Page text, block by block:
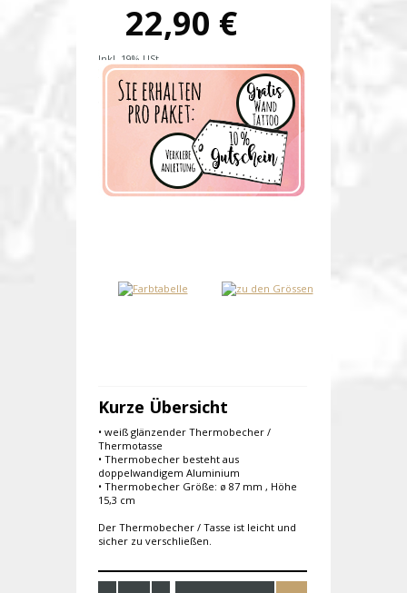
22,90 €
Inkl. 19% USt.
Versandkosten
Produktnummer:tb186-E
Verfügbarkeit:Auf Lager
Lieferzeit: 1-2 Werktage
Kurze Übersicht
• weiß glänzender Thermobecher /
Thermotasse
• Thermobecher besteht aus
doppelwandigem Aluminium
• Thermobecher Größe: ø 87 mm , Höhe
15,3 cm
Der Thermobecher / Tasse ist leicht und
sicher zu verschließen.